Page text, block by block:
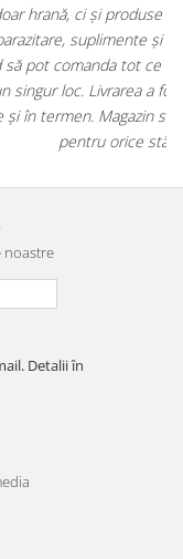
veterinară:
Este foarte
pentru animalul meu
iar produsele au fost
organizat și foarte util
noastre
Detalii în